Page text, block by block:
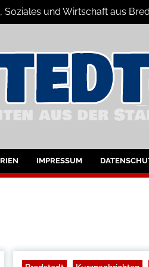
Soziales und Wirtschaft aus
und Umgebung
IMPRESSUM